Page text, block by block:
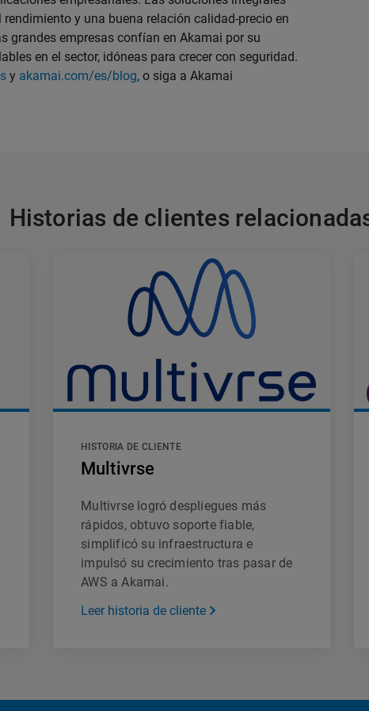
y una buena relación calidad-precio en
empresas confían en Akamai por su
en el sector, idóneas para crecer con seguridad.
y akamai.com/es/blog, o siga a Akamai
Historias de clientes
HISTORIA DE CLIENTE
Multivrse
Multivrse logró despliegues más
rápidos, obtuvo soporte fiable,
simplificó su infraestructura e
impulsó su crecimiento tras pasar de
AWS a Akamai.
Leer historia de cliente